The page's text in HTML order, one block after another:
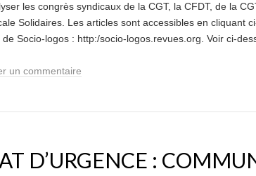
les congrès syndicaux de la CGT, la CFDT, de la
Solidaires. Les articles sont accessibles en cliquant
de Socio-logos : http:/socio-logos.revues.org. Voir ci-
un commentaire
D’URGENCE :